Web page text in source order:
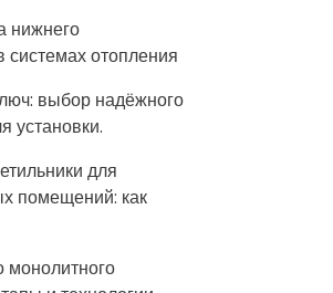
нижнего
системах отопления
выбор надёжного
установки.
для
помещений: как
монолитного